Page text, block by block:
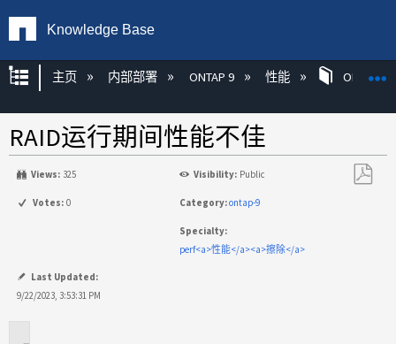
Knowledge Base
扩展/隐缩全局层次
主页 内部部署 ONTAP 9 性能 ONTAP
RAID运行期间性能不佳
Views: 325 Visibility: Public
Votes: 0 Category:ontap-9
Specialty:
perf<a>性能</a><a>擦除</a>
Last Updated:
9/22/2023, 3:53:31 PM